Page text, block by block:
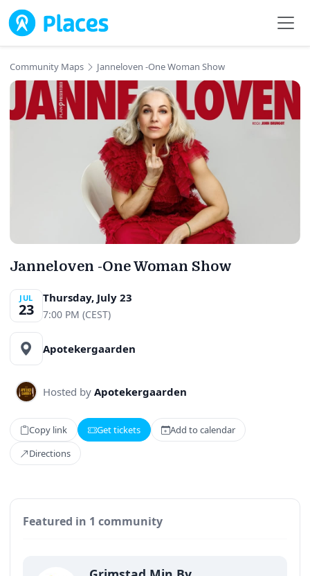
Skip to main content
Community Maps Janneloven -One Woman Show
Janneloven -One Woman Show
JUL
23
Thursday, July 23
7:00 PM (CEST)
Apotekergaarden
Hosted by Apotekergaarden
Copy link Get tickets
Add to calendar
Directions
Featured in 1 community